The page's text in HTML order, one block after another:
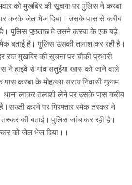
को मुखबिर की सूचना पर पुलिस ने कस्बा
करके जेल भेज दिया। उसके पास से करीब
है। पुलिस पूछताछ मे उसने कस्बा के एक बड़े
बताई है। पुलिस उसकी तलाश कर रही है।
रात मुखबिर की सूचना पर चौकी प्रभारी
ने हाइवे से गांव सतुईया खास को जाने वाले
कस्बा के मोहल्ला सराय निवासी गुलाम
थाना लाकर तलाशी लेने पर उसके पास करीब
करने पर गिरफ्तार स्मैक तस्कर ने
की बताई। पुलिस जांच कर रही है।
को जेल भेज दिया।।